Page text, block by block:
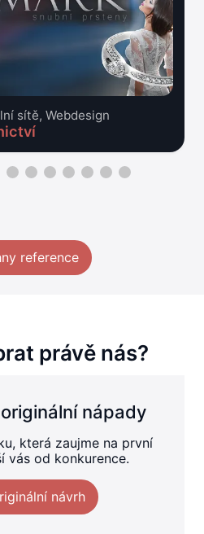
sítě, Webdesign
reference
právě nás?
nápady
která zaujme na první
vás od konkurence.
návrh